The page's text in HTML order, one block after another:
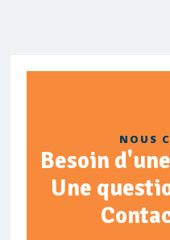
NOUS
Besoin
Une